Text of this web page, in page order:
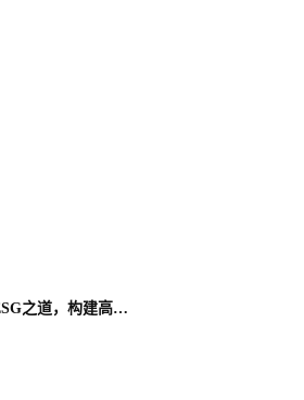
对话赛力斯康波：以ESG之道，构建高端智能汽车品牌全球竞争力